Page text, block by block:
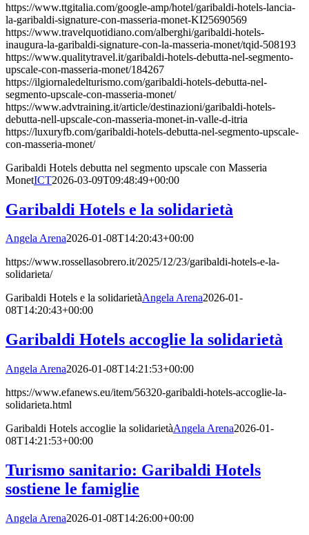
https://www.ttgitalia.com/google-amp/hotel/garibaldi-hotels-lancia-
la-garibaldi-signature-con-masseria-monet-KI25690569
https://www.travelquotidiano.com/alberghi/garibaldi-hotels-
inaugura-la-garibaldi-signature-con-la-masseria-monet/tqid-508193
https://www.qualitytravel.it/garibaldi-hotels-debutta-nel-segmento-
upscale-con-masseria-monet/184267
https://ilgiornaledelturismo.com/garibaldi-hotels-debutta-nel-
segmento-upscale-con-masseria-monet/
https://www.advtraining.it/article/destinazioni/garibaldi-hotels-
debutta-nell-upscale-con-masseria-monet-in-valle-d-itria
https://luxuryfb.com/garibaldi-hotels-debutta-nel-segmento-upscale-
con-masseria-monet/
Garibaldi Hotels debutta nel segmento upscale con Masseria
MonetICT2026-03-09T09:48:49+00:00
Garibaldi Hotels e la solidarietà
Angela Arena2026-01-08T14:20:43+00:00
https://www.rossellasobrero.it/2025/12/23/garibaldi-hotels-e-la-
solidarieta/
Garibaldi Hotels e la solidarietàAngela Arena2026-01-
08T14:20:43+00:00
Garibaldi Hotels accoglie la solidarietà
Angela Arena2026-01-08T14:21:53+00:00
https://www.efanews.eu/item/56320-garibaldi-hotels-accoglie-la-
solidarieta.html
Garibaldi Hotels accoglie la solidarietàAngela Arena2026-01-
08T14:21:53+00:00
Turismo sanitario: Garibaldi Hotels
sostiene le famiglie
Angela Arena2026-01-08T14:26:00+00:00